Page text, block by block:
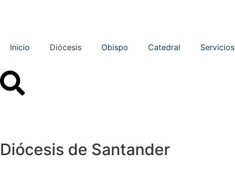
Inicio Diócesis Obispo Catedral Servicios
Diócesis de Santander